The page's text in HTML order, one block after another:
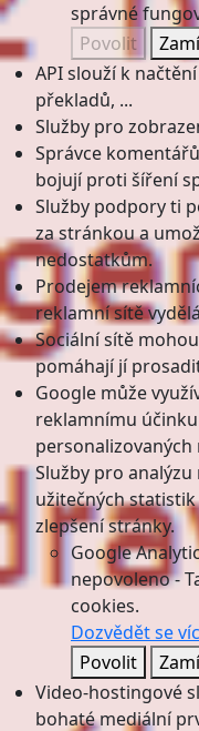
správné
Povolit
API slouží k
překladů, ...
Služby pro
Správce
bojují proti šíření
Služby podpory ti
za stránkou a
nedostatkům.
Prodejem
reklamní sítě
Sociální sítě
pomáhají jí
Google může
reklamnímu
personalizovaných
Služby pro
užitečných
zlepšení stránky.
Google
nepovoleno-
cookies.
Dozvědět se
Povolit
Video-hostingové
bohaté mediální